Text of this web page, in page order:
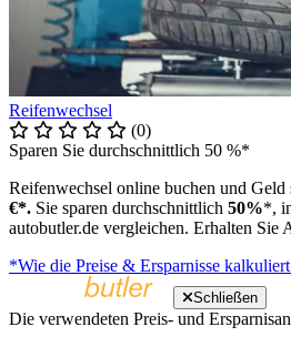
Reifenwechsel
(0)
Sparen Sie durchschnittlich 50 %*
Reifenwechsel online buchen und Geld
€*. Sie sparen durchschnittlich 50%*,
autobutler.de vergleichen. Erhalten Sie
*Wie die Preise & Ersparnisse
Schließen
Die verwendeten Preis- und